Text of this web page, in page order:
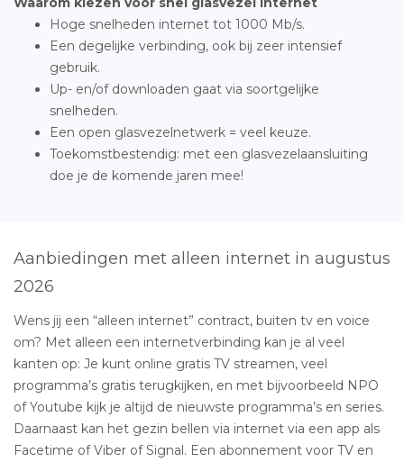
Hoge snelheden internet tot 1000 Mb/s.
Een degelijke verbinding, ook bij zeer intensief
gebruik.
Up- en/of downloaden gaat via soortgelijke
snelheden.
Een open glasvezelnetwerk = veel keuze.
Toekomstbestendig: met een glasvezelaansluiting
doe je de komende jaren mee!
Aanbiedingen met alleen internet in augustus
2026
Wens jij een “alleen internet” contract, buiten tv en voice
om? Met alleen een internetverbinding kan je al veel
kanten op: Je kunt online gratis TV streamen, veel
programma’s gratis terugkijken, en met bijvoorbeeld NPO
of Youtube kijk je altijd de nieuwste programma’s en series.
Daarnaast kan het gezin bellen via internet via een app als
Facetime of Viber of Signal. Een abonnement voor TV en